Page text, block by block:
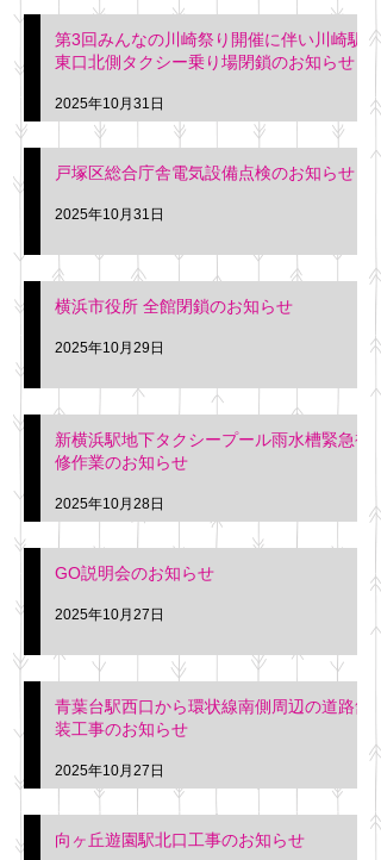
第3回みんなの川崎祭り開催に伴い川崎駅
東口北側タクシー乗り場閉鎖のお知らせ
2025年10月31日
戸塚区総合庁舎電気設備点検のお知らせ
2025年10月31日
横浜市役所 全館閉鎖のお知らせ
2025年10月29日
新横浜駅地下タクシープール雨水槽緊急補
修作業のお知らせ
2025年10月28日
GO説明会のお知らせ
2025年10月27日
青葉台駅西口から環状線南側周辺の道路舗
装工事のお知らせ
2025年10月27日
向ヶ丘遊園駅北口工事のお知らせ